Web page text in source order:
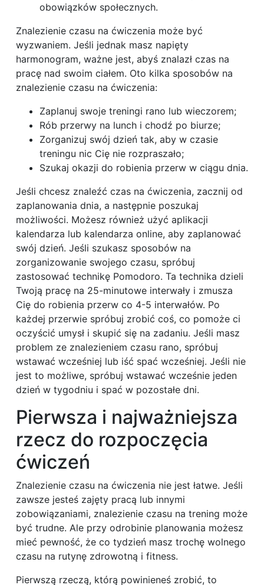
obowiązków społecznych.
Znalezienie czasu na ćwiczenia może być
wyzwaniem. Jeśli jednak masz napięty
harmonogram, ważne jest, abyś znalazł czas na
pracę nad swoim ciałem. Oto kilka sposobów na
znalezienie czasu na ćwiczenia:
Zaplanuj swoje treningi rano lub wieczorem;
Rób przerwy na lunch i chodź po biurze;
Zorganizuj swój dzień tak, aby w czasie
treningu nic Cię nie rozpraszało;
Szukaj okazji do robienia przerw w ciągu dnia.
Jeśli chcesz znaleźć czas na ćwiczenia, zacznij od
zaplanowania dnia, a następnie poszukaj
możliwości. Możesz również użyć aplikacji
kalendarza lub kalendarza online, aby zaplanować
swój dzień. Jeśli szukasz sposobów na
zorganizowanie swojego czasu, spróbuj
zastosować technikę Pomodoro. Ta technika dzieli
Twoją pracę na 25-minutowe interwały i zmusza
Cię do robienia przerw co 4-5 interwałów. Po
każdej przerwie spróbuj zrobić coś, co pomoże ci
oczyścić umysł i skupić się na zadaniu. Jeśli masz
problem ze znalezieniem czasu rano, spróbuj
wstawać wcześniej lub iść spać wcześniej. Jeśli nie
jest to możliwe, spróbuj wstawać wcześnie jeden
dzień w tygodniu i spać w pozostałe dni.
Pierwsza i najważniejsza
rzecz do rozpoczęcia
ćwiczeń
Znalezienie czasu na ćwiczenia nie jest łatwe. Jeśli
zawsze jesteś zajęty pracą lub innymi
zobowiązaniami, znalezienie czasu na trening może
być trudne. Ale przy odrobinie planowania możesz
mieć pewność, że co tydzień masz trochę wolnego
czasu na rutynę zdrowotną i fitness.
Pierwszą rzeczą, którą powinieneś zrobić, to